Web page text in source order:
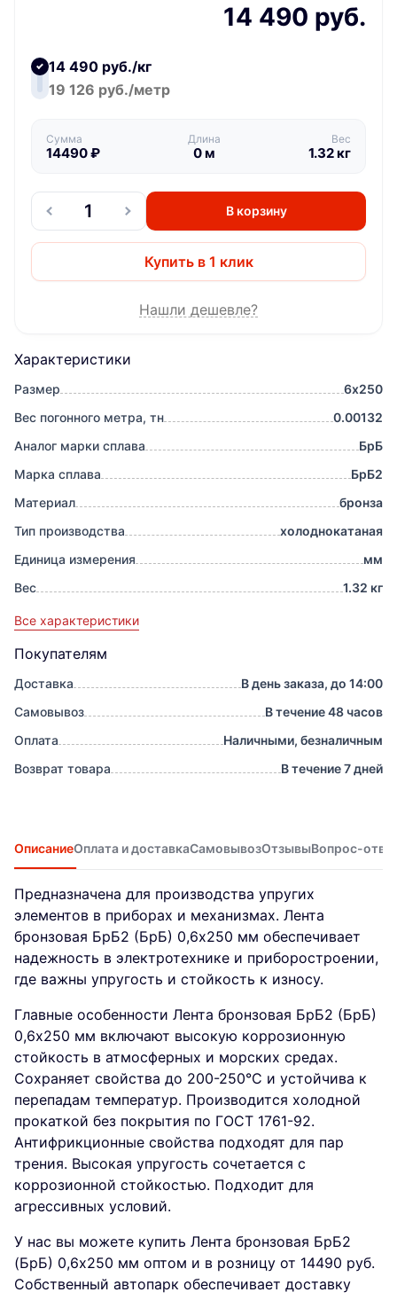
Характеристики
Размер
6х250
Вес погонного метра, тн
0.00132
Аналог марки сплава
БрБ
Марка сплава
БрБ2
Материал
бронза
Тип производства
холоднокатаная
Единица измерения
мм
Вес
1.32 кг
Все характеристики
Покупателям
Доставка
В день заказа, до 14:00
Самовывоз
В течение 48 часов
Оплата
Наличными, безналичным
Возврат товара
В течение 7 дней
14 490 руб.
14 490 руб./кг
19 126 руб./метр
Сумма
14490₽
Длина
0м
Вес
1.32кг
В корзину
Купить в 1 клик
Нашли дешевле?
ОписаниеОплата и доставкаСамовывозОтзывыВопрос-
Предназначена для производства упругих
элементов в приборах и механизмах. Лента
бронзовая БрБ2 (БрБ) 0,6х250 мм обеспечивает
надежность в электротехнике и приборостроении,
где важны упругость и стойкость к износу.
Главные особенности Лента бронзовая БрБ2 (БрБ)
0,6х250 мм включают высокую коррозионную
стойкость в атмосферных и морских средах.
Сохраняет свойства до 200-250°C и устойчива к
перепадам температур. Производится холодной
прокаткой без покрытия по ГОСТ 1761-92.
Антифрикционные свойства подходят для пар
трения. Высокая упругость сочетается с
коррозионной стойкостью. Подходит для
агрессивных условий.
У нас вы можете купить Лента бронзовая БрБ2
(БрБ) 0,6х250 мм оптом и в розницу от 14490 руб.
Собственный автопарк обеспечивает доставку